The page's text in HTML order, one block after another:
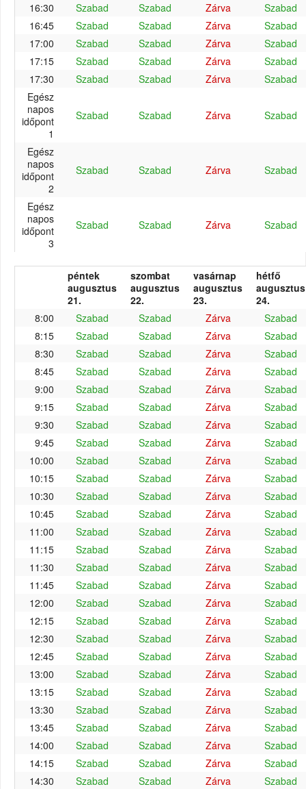
16:30 Szabad Szabad Zárva
Szabad
16:45
Szabad Szabad Zárva
Szabad
17:00
Szabad Szabad Zárva
Szabad
17:15
Szabad Szabad Zárva
Szabad
17:30
Szabad Szabad Zárva
Szabad
Egész
napos
időpont
1
Szabad Szabad Zárva Szabad
Egész
napos
időpont
2
Szabad Szabad Zárva Szabad
Egész
napos
időpont
3
Szabad Szabad Zárva Szabad
péntek
augusztus
21.
szombat
augusztus
22.
vasárnap
augusztus
23.
hétfő
augusztus
24.
8:00
Szabad Szabad Zárva
Szabad
8:15
Szabad Szabad Zárva
Szabad
8:30
Szabad Szabad Zárva
Szabad
8:45
Szabad Szabad Zárva
Szabad
9:00
Szabad Szabad Zárva
Szabad
9:15
Szabad Szabad Zárva
Szabad
9:30
Szabad Szabad Zárva
Szabad
9:45
Szabad Szabad Zárva
Szabad
10:00
Szabad Szabad Zárva
Szabad
10:15
Szabad Szabad Zárva
Szabad
10:30
Szabad Szabad Zárva
Szabad
10:45
Szabad Szabad Zárva
Szabad
11:00
Szabad Szabad Zárva
Szabad
11:15
Szabad Szabad Zárva
Szabad
11:30
Szabad Szabad Zárva
Szabad
11:45
Szabad Szabad Zárva
Szabad
12:00
Szabad Szabad Zárva
Szabad
12:15
Szabad Szabad Zárva
Szabad
12:30
Szabad Szabad Zárva
Szabad
12:45
Szabad Szabad Zárva
Szabad
13:00
Szabad Szabad Zárva
Szabad
13:15
Szabad Szabad Zárva
Szabad
13:30
Szabad Szabad Zárva
Szabad
13:45
Szabad Szabad Zárva
Szabad
14:00
Szabad Szabad Zárva
Szabad
14:15
Szabad Szabad Zárva
Szabad
14:30
Szabad Szabad Zárva
Szabad